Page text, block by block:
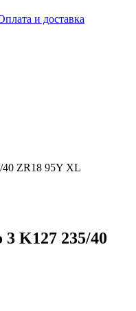
и доставка
40 ZR18 95Y XL
3 K127 235/40